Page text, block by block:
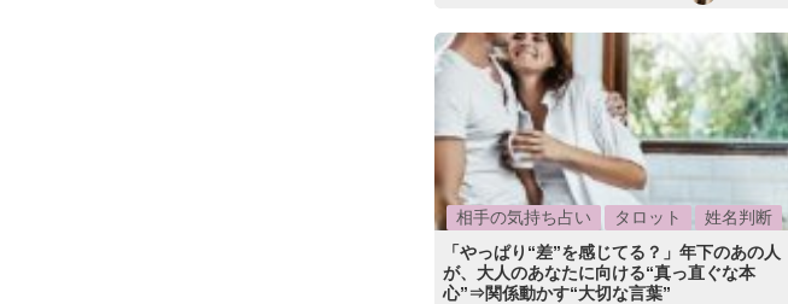
相手の気持ち占い タロット
姓名判断
「やっぱり“差”を感じてる？」年下のあの人
が、大人のあなたに向ける“真っ直ぐな本
心”⇒関係動かす“大切な言葉”